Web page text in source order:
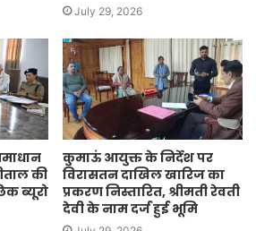
July 29, 2026
की
ब्यूरो
कुमाऊं आयुक्त के निर्देश पर
विरासतन दाखिल खारिज का
प्रकरण निस्तारित, श्रीमती रेवती
देवी के नाम दर्ज हुई भूमि